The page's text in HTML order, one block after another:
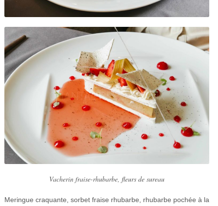
Vacherin fraise-rhubarbe, fleurs de sureau
Meringue craquante, sorbet fraise rhubarbe, rhubarbe pochée à la